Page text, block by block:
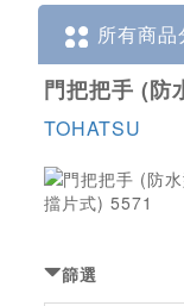
所有商品
門把把手 (防
TOHATSU
篩選